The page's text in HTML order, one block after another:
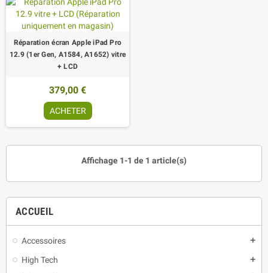
ACCUEIL
Accessoires add
High Tech add
Réparation écran Apple iPad Pro
12.9 (1er Gen, A1584, A1652) vitre
+ LCD
379,00 €
ACHETER
Affichage 1-1 de 1 article(s)